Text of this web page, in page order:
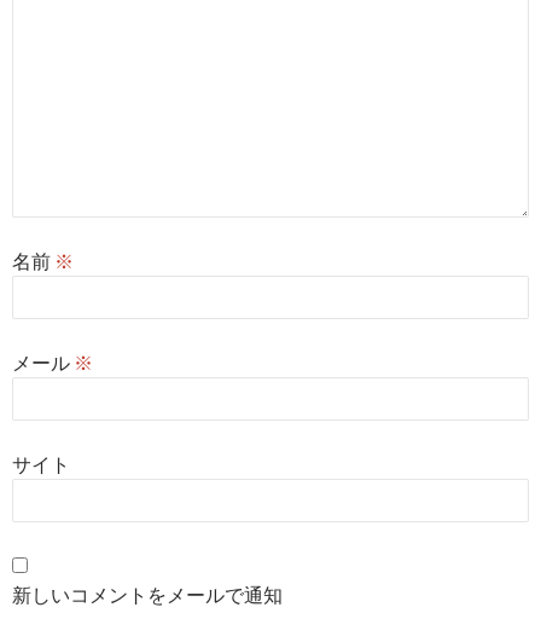
名前 ※
メール ※
サイト
新しいコメントをメールで通知